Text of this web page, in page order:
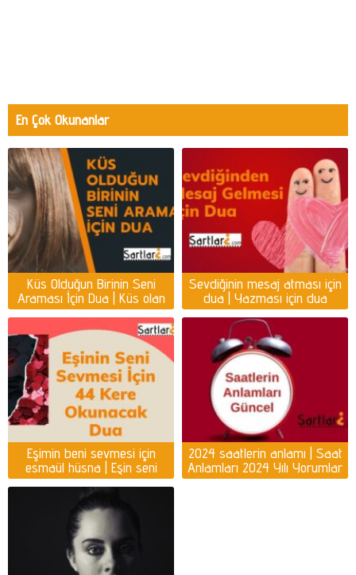
En Çok Okunanlar
Küs Olduğun Birinin Seni
Araması İçin Dua | Küs olan
kişiyi ayağına getirmek için
dua
Sevdiğinin mesaj atması için
dua | Yazması için dua
Eşimin beni sevmesi için
esmaül hüsna | Eşin seni
sevmesi için dua
2024 saatlerin anlamı | Saat
Anlamları 2024 Yılı Yorumlar